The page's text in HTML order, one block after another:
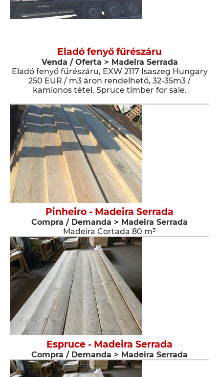
Eladó fenyő fűrészáru
Venda / Oferta > Madeira Serrada
Eladó fenyő fűrészáru, EXW 2117 Isaszeg Hungary
250 EUR / m3 áron rendelhető, 32-35m3 /
kamionos tétel. Spruce timber for sale.
Pinheiro - Madeira Serrada
Compra / Demanda > Madeira Serrada
Madeira Cortada 80 m³
Espruce - Madeira Serrada
Compra / Demanda > Madeira Serrada